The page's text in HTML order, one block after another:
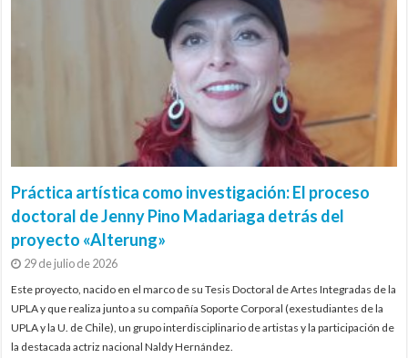
Práctica artística como investigación: El proceso
doctoral de Jenny Pino Madariaga detrás del
proyecto «Alterung»
29 de julio de 2026
Este proyecto, nacido en el marco de su Tesis Doctoral de Artes Integradas de la
UPLA y que realiza junto a su compañía Soporte Corporal (exestudiantes de la
UPLA y la U. de Chile), un grupo interdisciplinario de artistas y la participación de
la destacada actriz nacional Naldy Hernández.